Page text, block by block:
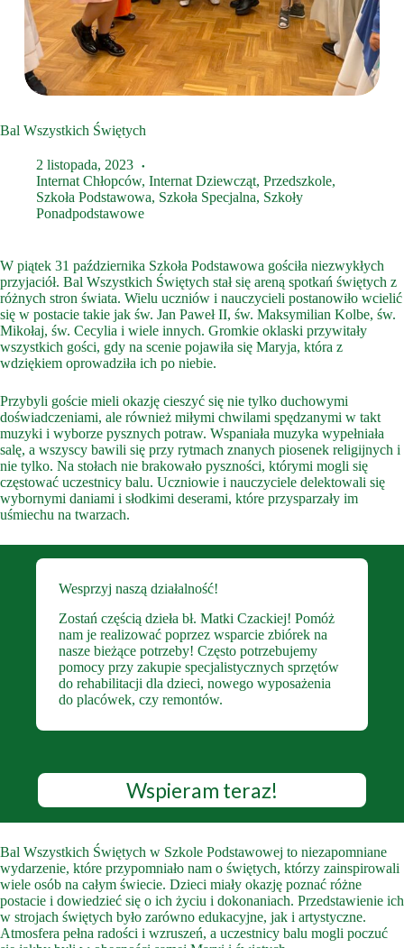
Bal Wszystkich Świętych
2 listopada, 2023
Internat Chłopców, Internat Dziewcząt, Przedszkole,
Szkoła Podstawowa, Szkoła Specjalna, Szkoły
Ponadpodstawowe
W piątek 31 października Szkoła Podstawowa gościła niezwykłych
przyjaciół. Bal Wszystkich Świętych stał się areną spotkań świętych z
różnych stron świata. Wielu uczniów i nauczycieli postanowiło wcielić
się w postacie takie jak św. Jan Paweł II, św. Maksymilian Kolbe, św.
Mikołaj, św. Cecylia i wiele innych. Gromkie oklaski przywitały
wszystkich gości, gdy na scenie pojawiła się Maryja, która z
wdziękiem oprowadziła ich po niebie.
Przybyli goście mieli okazję cieszyć się nie tylko duchowymi
doświadczeniami, ale również miłymi chwilami spędzanymi w takt
muzyki i wyborze pysznych potraw. Wspaniała muzyka wypełniała
salę, a wszyscy bawili się przy rytmach znanych piosenek religijnych i
nie tylko. Na stołach nie brakowało pyszności, którymi mogli się
częstować uczestnicy balu. Uczniowie i nauczyciele delektowali się
wybornymi daniami i słodkimi deserami, które przysparzały im
uśmiechu na twarzach.
Wesprzyj naszą działalność!
Zostań częścią dzieła bł. Matki Czackiej! Pomóż
nam je realizować poprzez wsparcie zbiórek na
nasze bieżące potrzeby! Często potrzebujemy
pomocy przy zakupie specjalistycznych sprzętów
do rehabilitacji dla dzieci, nowego wyposażenia
do placówek, czy remontów.
Wspieram teraz!
Bal Wszystkich Świętych w Szkole Podstawowej to niezapomniane
wydarzenie, które przypomniało nam o świętych, którzy zainspirowali
wiele osób na całym świecie. Dzieci miały okazję poznać różne
postacie i dowiedzieć się o ich życiu i dokonaniach. Przedstawienie ich
w strojach świętych było zarówno edukacyjne, jak i artystyczne.
Atmosfera pełna radości i wzruszeń, a uczestnicy balu mogli poczuć